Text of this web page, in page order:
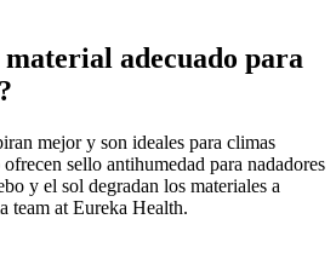
adecuado para
mejor y son ideales para climas
sello antihumedad para nadadores
y el sol degradan los materiales a
team at Eureka Health.